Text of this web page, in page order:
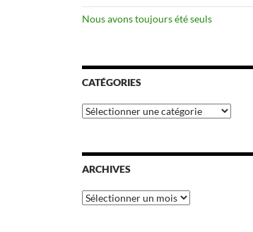
Nous avons toujours été seuls
CATÉGORIES
Catégories
ARCHIVES
Archives